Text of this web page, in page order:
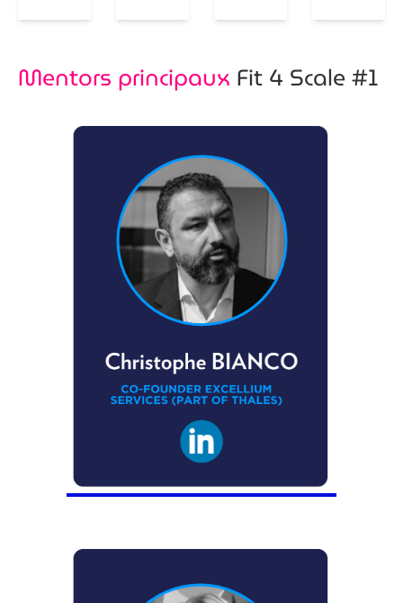
Mentors principaux Fit 4 Scale #1